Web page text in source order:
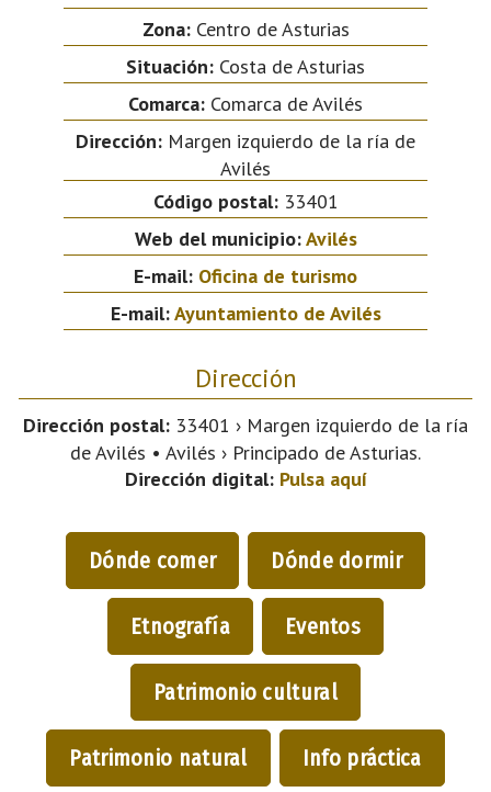
Zona:Centro de Asturias
Situación: Costa de Asturias
Comarca: Comarca de Avilés
Dirección: Margen izquierdo de la ría de
Avilés
Código postal:33401
Web del municipio:Avilés
E-mail: Oficina de turismo
E-mail:Ayuntamiento de Avilés
Dirección
Dirección postal: 33401 › Margen izquierdo de la ría
de Avilés • Avilés › Principado de Asturias.
Dirección digital: Pulsa aquí
Dónde comer Dónde dormir
Etnografía Eventos
Patrimonio cultural
Patrimonio natural Info práctica